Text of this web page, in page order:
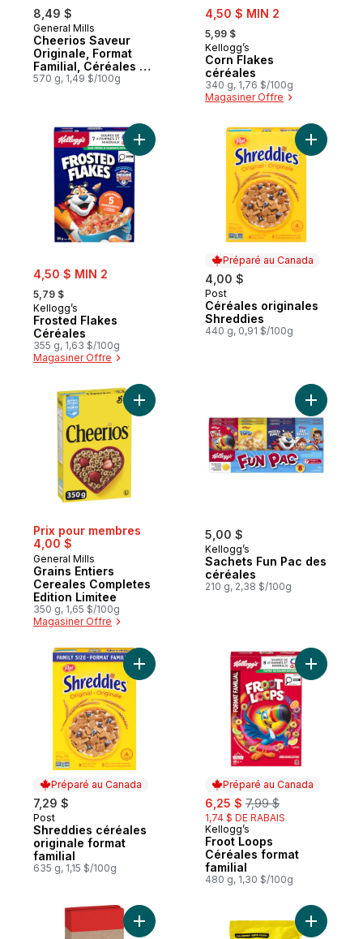
8,49 $
General Mills
Cheerios Saveur
Originale, Format
Familial, Céréales à
Base de Grains
570 g, 1,49 $/100g
sale:
4,50 $ MIN 2
, formerly:
5,99 $
Kellogg’s
Corn Flakes
céréales
340 g, 1,76 $/100g
Magasiner Offre
sale:
4,50 $ MIN 2
, formerly:
5,79 $
Kellogg’s
Frosted Flakes
Céréales
355 g, 1,63 $/100g
Magasiner Offre
Ajouter Frosted Flakes Céréales au
Préparé au Canada
4,00 $
Préparé au Canada
Post
Céréales originales
Shreddies
440 g, 0,91 $/100g
Ajouter
Prix pour membres
4,00 $
General Mills
Grains Entiers
Cereales Completes
Edition Limitee
350 g, 1,65 $/100g
Magasiner Offre
Ajouter Grains Entiers Cereales
5,00 $
Kellogg’s
Sachets Fun Pac des
céréales
210 g, 2,38 $/100g
Ajouter
Préparé au Canada
7,29 $
Préparé au Canada
Post
Shreddies céréales
originale format
familial
635 g, 1,15 $/100g
Ajouter Shreddies céréales originale
Préparé au Canada
sale:
6,25 $ , formerly:
7,99 $
1,74 $ DE RABAIS
Préparé au Canada
Kellogg’s
Froot Loops
Céréales format
familial
480 g, 1,30 $/100g
Ajouter
Ajouter Gruau rapide au panier Ajouter